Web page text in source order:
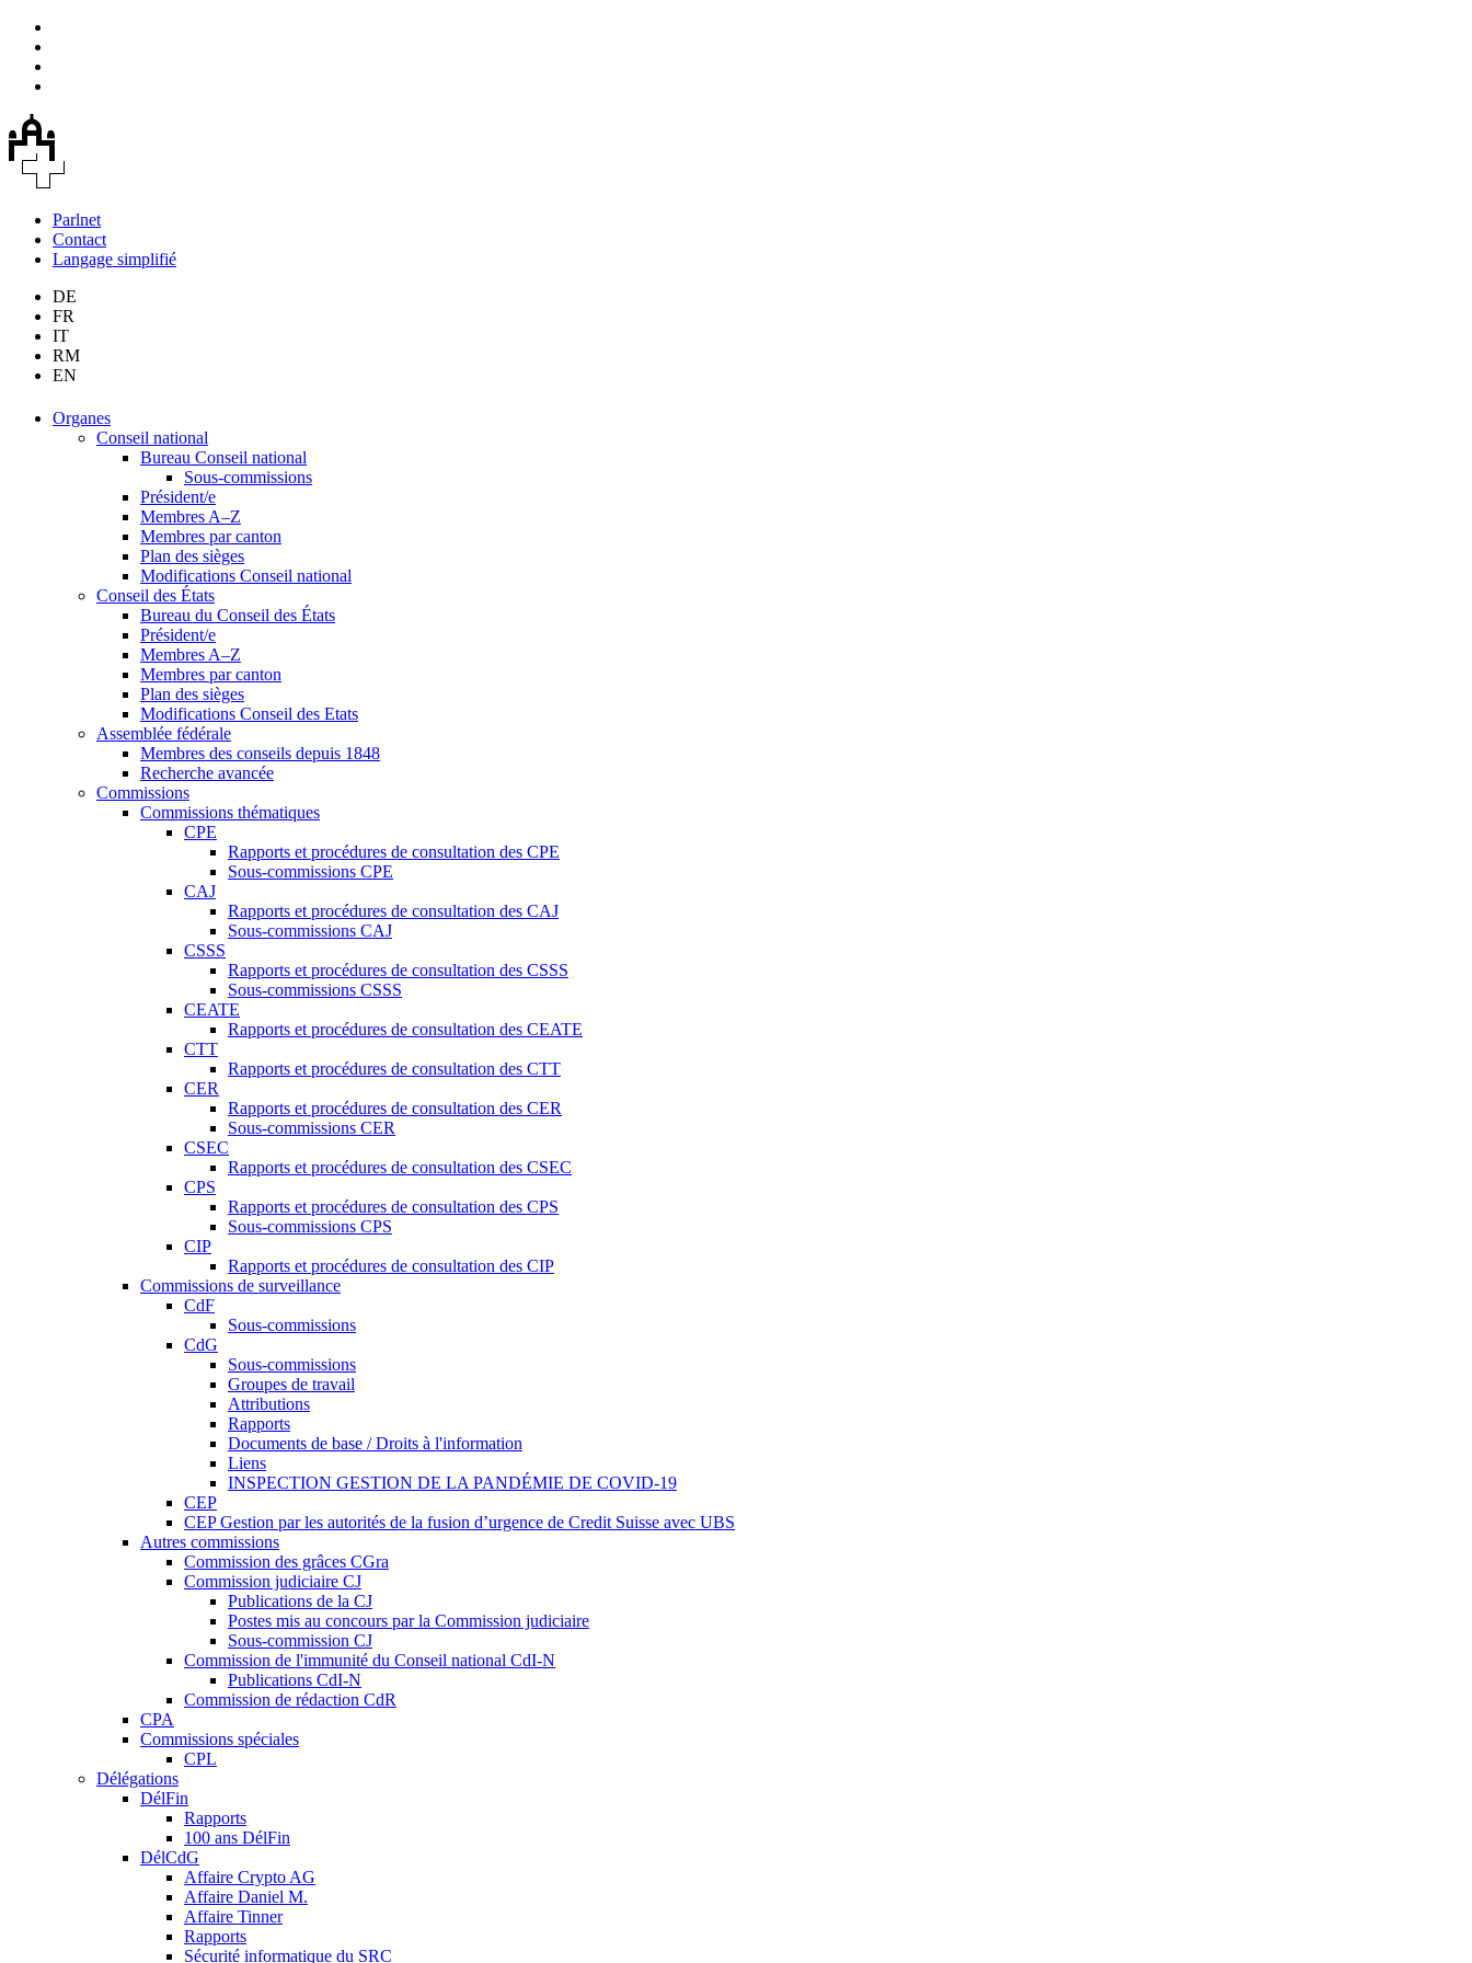
Parlnet
Contact
Langage simplifié
DE
FR
IT
RM
EN
Organes
Conseil national
Bureau Conseil national
Sous-commissions
Président/e
Membres A–Z
Membres par canton
Plan des sièges
Modifications Conseil national
Conseil des États
Bureau du Conseil des États
Président/e
Membres A–Z
Membres par canton
Plan des sièges
Modifications Conseil des Etats
Assemblée fédérale
Membres des conseils depuis 1848
Recherche avancée
Commissions
Commissions thématiques
CPE
Rapports et procédures de consultation des CPE
Sous-commissions CPE
CAJ
Rapports et procédures de consultation des CAJ
Sous-commissions CAJ
CSSS
Rapports et procédures de consultation des CSSS
Sous-commissions CSSS
CEATE
Rapports et procédures de consultation des CEATE
CTT
Rapports et procédures de consultation des CTT
CER
Rapports et procédures de consultation des CER
Sous-commissions CER
CSEC
Rapports et procédures de consultation des CSEC
CPS
Rapports et procédures de consultation des CPS
Sous-commissions CPS
CIP
Rapports et procédures de consultation des CIP
Commissions de surveillance
CdF
Sous-commissions
CdG
Sous-commissions
Groupes de travail
Attributions
Rapports
Documents de base / Droits à l'information
Liens
INSPECTION GESTION DE LA PANDÉMIE DE COVID-19
CEP
CEP Gestion par les autorités de la fusion d’urgence de Credit Suisse avec UBS
Autres commissions
Commission des grâces CGra
Commission judiciaire CJ
Publications de la CJ
Postes mis au concours par la Commission judiciaire
Sous-commission CJ
Commission de l'immunité du Conseil national CdI-N
Publications CdI-N
Commission de rédaction CdR
CPA
Commissions spéciales
CPL
Délégations
DélFin
Rapports
100 ans DélFin
DélCdG
Affaire Crypto AG
Affaire Daniel M.
Affaire Tinner
Rapports
Sécurité informatique du SRC